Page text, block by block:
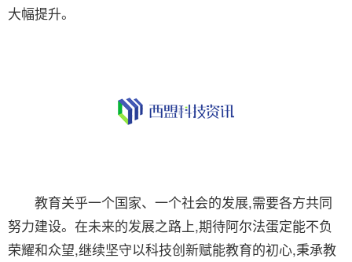
大幅提升。
教育关乎一个国家、一个社会的发展,需要各方共同
努力建设。在未来的发展之路上,期待阿尔法蛋定能不负
荣耀和众望,继续坚守以科技创新赋能教育的初心,秉承教